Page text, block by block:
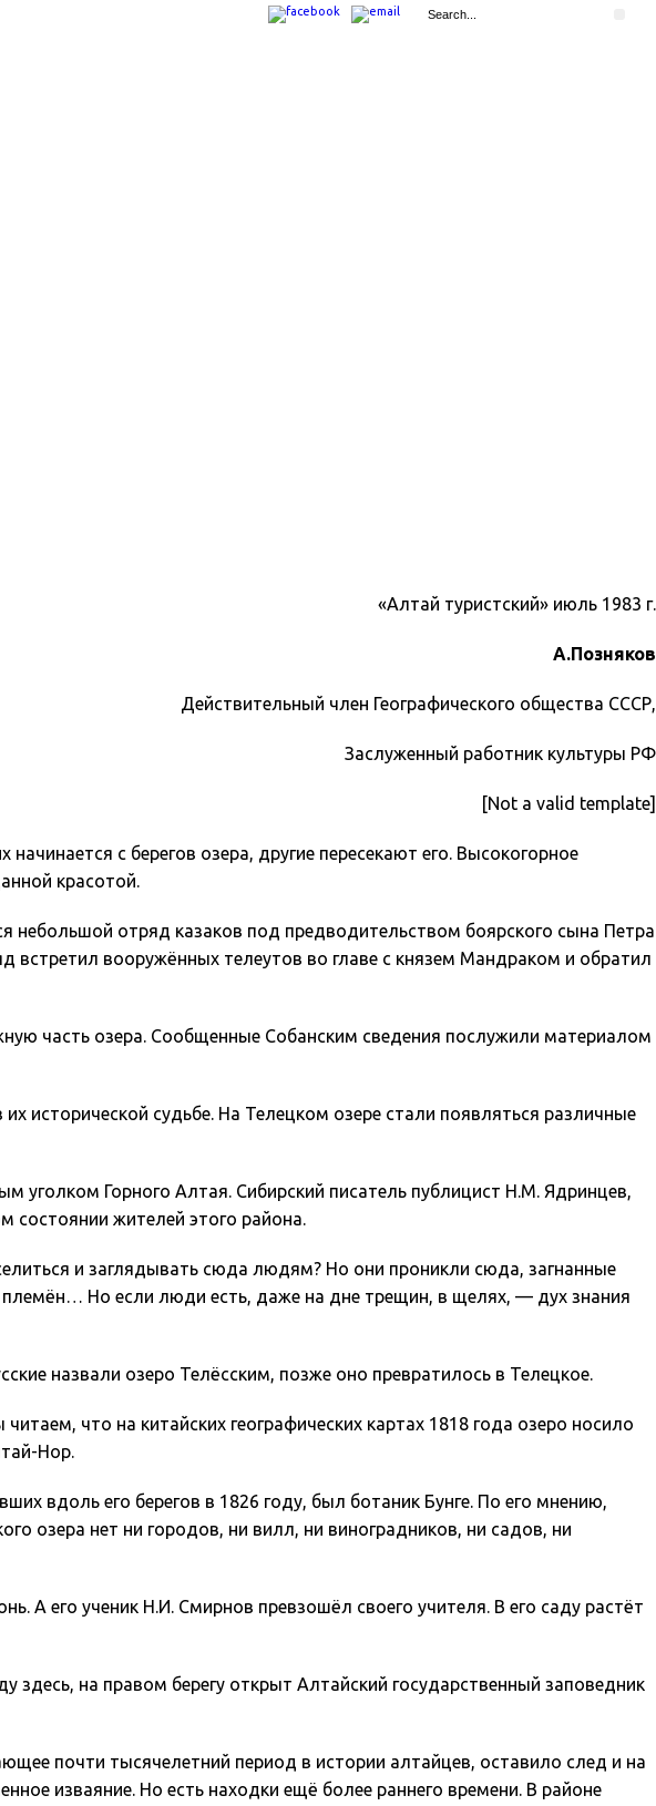
«Алтай туристский» июль 1983 г.
А.Позняков
Действительный член Географического общества СССР,
Заслуженный работник культуры РФ
[Not a valid template]
с берегов озера, другие пересекают его. Высокогорное
красотой.
небольшой отряд казаков под предводительством боярского сына Петра
встретил вооружённых телеутов во главе с князем Мандраком и обратил
часть озера. Сообщенные Собанским сведения послужили материалом
исторической судьбе. На Телецком озере стали появляться различные
Горного Алтая. Сибирский писатель публицист Н.М. Ядринцев,
состоянии жителей этого района.
и заглядывать сюда людям? Но они проникли сюда, загнанные
Но если люди есть, даже на дне трещин, в щелях, — дух знания
назвали озеро Телёсским, позже оно превратилось в Телецкое.
что на китайских географических картах 1818 года озеро носило
Нор.
вдоль его берегов в 1826 году, был ботаник Бунге. По его мнению,
озера нет ни городов, ни вилл, ни виноградников, ни садов, ни
А его ученик Н.И. Смирнов превзошёл своего учителя. В его саду растёт
здесь, на правом берегу открыт Алтайский государственный заповедник
почти тысячелетний период в истории алтайцев, оставило след и на
изваяние. Но есть находки ещё более раннего времени. В районе